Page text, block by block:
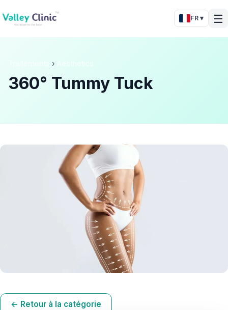
FR ▾ ☰
› Aesthetics
360° Tummy Tuck
← Retour à la catégorie